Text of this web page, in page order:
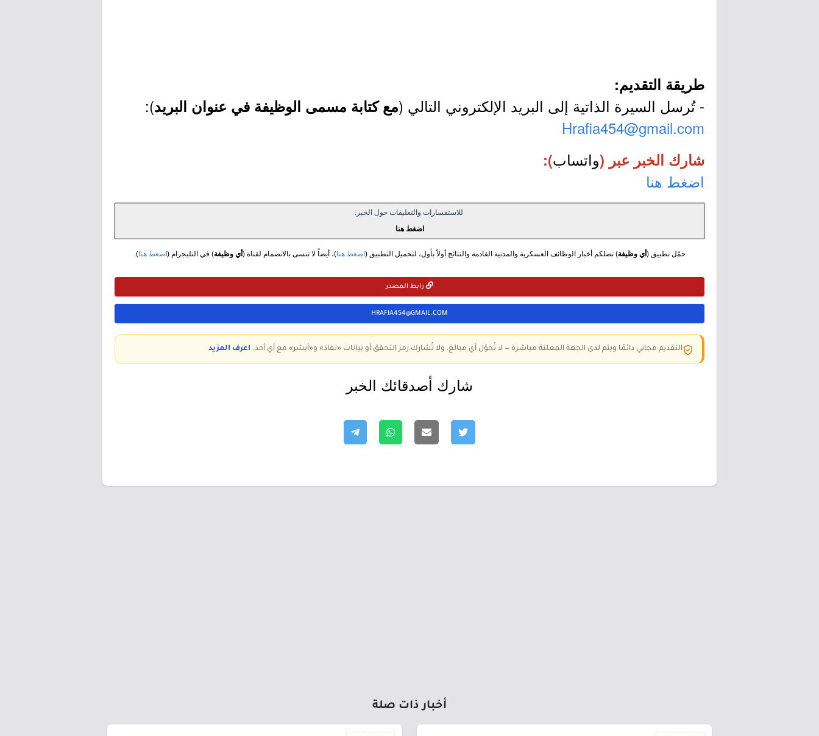
طريقة التقديم:
- تُرسل السيرة الذاتية إلى البريد الإلكتروني التالي (مع كتابة مسمى الوظيفة في عنوان البريد):
Hrafia454@gmail.com
شارك الخبر عبر (واتساب):
اضغط هنا
للاستفسارات والتعليقات حول الخبر:
اضغط هنا
حمّل تطبيق ( أي وظيفة) تصلكم أخبار الوظائف العسكرية والمدنية القادمة والنتائج أولاً بأول، لتحميل التطبيق ( اضغط هنا)، أيضاً لا تنسى بالانضمام لقناة ( أي وظيفة) في التليجرام (اضغط هنا).
رابط المصدر
HRAFIA454@GMAIL.COM
التقديم مجاني دائمًا ويتم لدى الجهة المعلنة مباشرة — لا تُحوّل أي مبالغ، ولا تُشارك رمز التحقق أو بيانات «نفاذ» و«أبشر» مع أي أحد. اعرف المزيد
شارك أصدقائك الخبر
أخبار ذات صلة